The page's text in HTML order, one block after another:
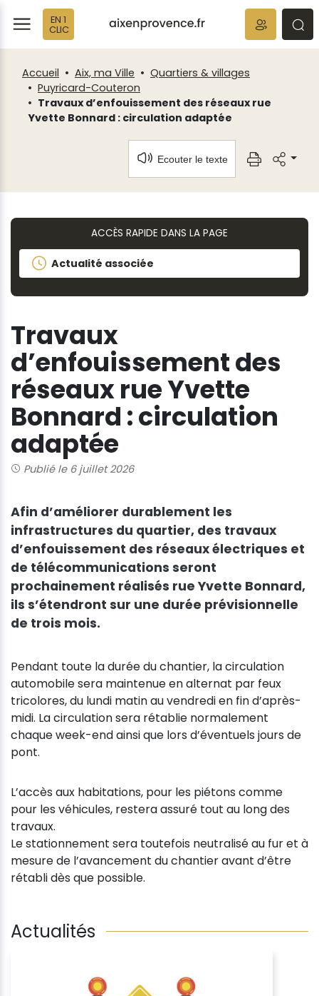
EN 1
CLIC
Accueil Aix, ma Ville
Quartiers & villages
Puyricard-Couteron
Travaux d’enfouissement des réseaux rue
Yvette Bonnard : circulation adaptée
Ecouter le texte
ACCÈS RAPIDE DANS LA PAGE
Actualité associée
Travaux
d’enfouissement des
réseaux rue Yvette
Bonnard : circulation
adaptée
Publié le 6 juillet 2026
Afin d’améliorer durablement les
infrastructures du quartier, des travaux
d’enfouissement des réseaux électriques et
de télécommunications seront
prochainement réalisés rue Yvette Bonnard,
ils s’étendront sur une durée prévisionnelle
de trois mois.
Pendant toute la durée du chantier, la circulation
automobile sera maintenue en alternat par feux
tricolores, du lundi matin au vendredi en fin d’après-
midi. La circulation sera rétablie normalement
chaque week-end ainsi que lors d’éventuels jours de
pont.
L’accès aux habitations, pour les piétons comme
pour les véhicules, restera assuré tout au long des
travaux.
Le stationnement sera toutefois neutralisé au fur et à
mesure de l’avancement du chantier avant d’être
rétabli dès que possible.
Actualités
Fenêtre
de
chat
Panneau de gestion des cookies